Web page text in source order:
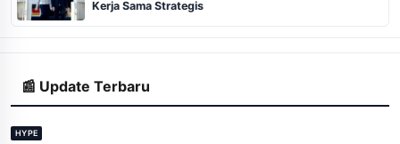
Kerja Sama Strategis
📰 Update Terbaru
HYPE